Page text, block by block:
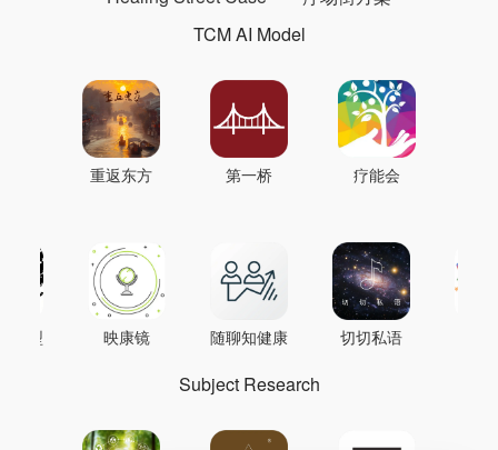
TCM AI Model
重返东方 第一桥 疗能会
模型 映康镜 随聊知健康 切切私语
Subject Research